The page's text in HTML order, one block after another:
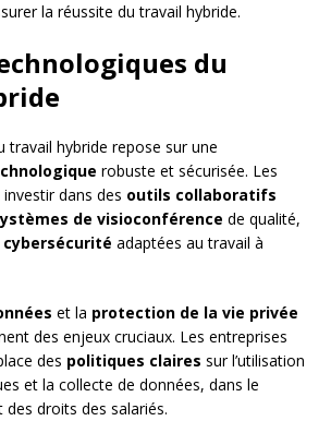
la réussite du travail hybride.
du
travail hybride repose sur une
robuste et sécurisée. Les
dans des outils collaboratifs
de visioconférence de qualité,
cybersécurité adaptées au travail à
et la protection de la vie privée
des enjeux cruciaux. Les entreprises
des politiques claires sur l’utilisation
et la collecte de données, dans le
des droits des salariés.